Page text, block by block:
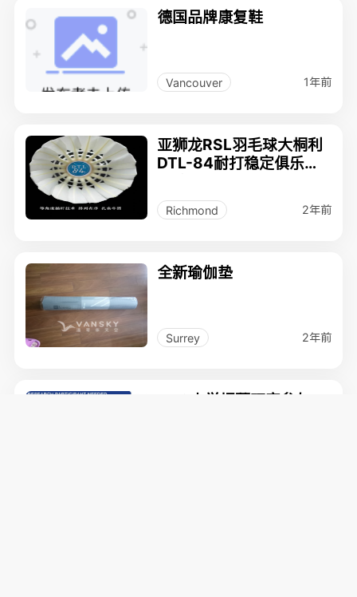
德国品牌康复鞋
Vancouver 1年前
亚狮龙RSL羽毛球大桐利
DTL-84耐打稳定俱乐部
Richmond 2年前
全新瑜伽垫
Surrey 2年前
UBC大学招募研究参与